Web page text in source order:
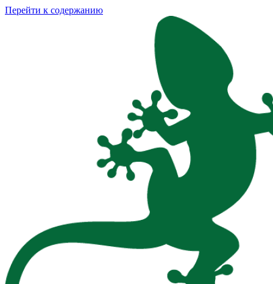
Перейти к содержанию